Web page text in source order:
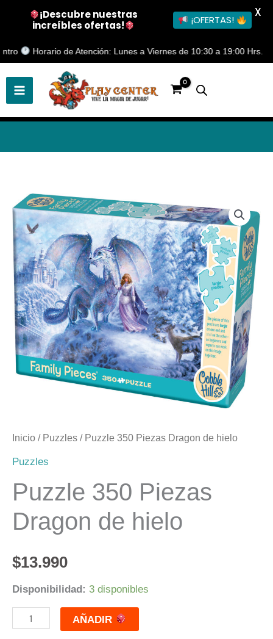
Horario de Atención: Lunes a Viernes de 10:30 a 19:00 Hrs.
al
contenido
Inicio / Puzzles / Puzzle 350 Piezas Dragon de hielo
Puzzles
Puzzle 350 Piezas
Dragon de hielo
$13.990
Disponibilidad: 3 disponibles
Puzzle
350
Piezas
Dragon
de
hielo
cantidad
AÑADIR
¡Descubre nuestras
increíbles ofertas!
¡OFERTAS!
X